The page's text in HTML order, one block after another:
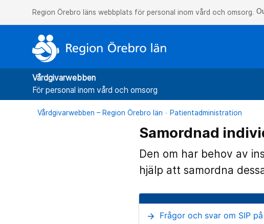
Region Örebro läns webbplats för personal inom vård och omsorg.
Vårdgivarwebben
För personal inom vård och omsorg
Vårdgivarwebben – Region Örebro län Patientadministration
Samordnad
Den om har behov av
hjälp att samordna
arrow_forward Frågor och svar om SIP på